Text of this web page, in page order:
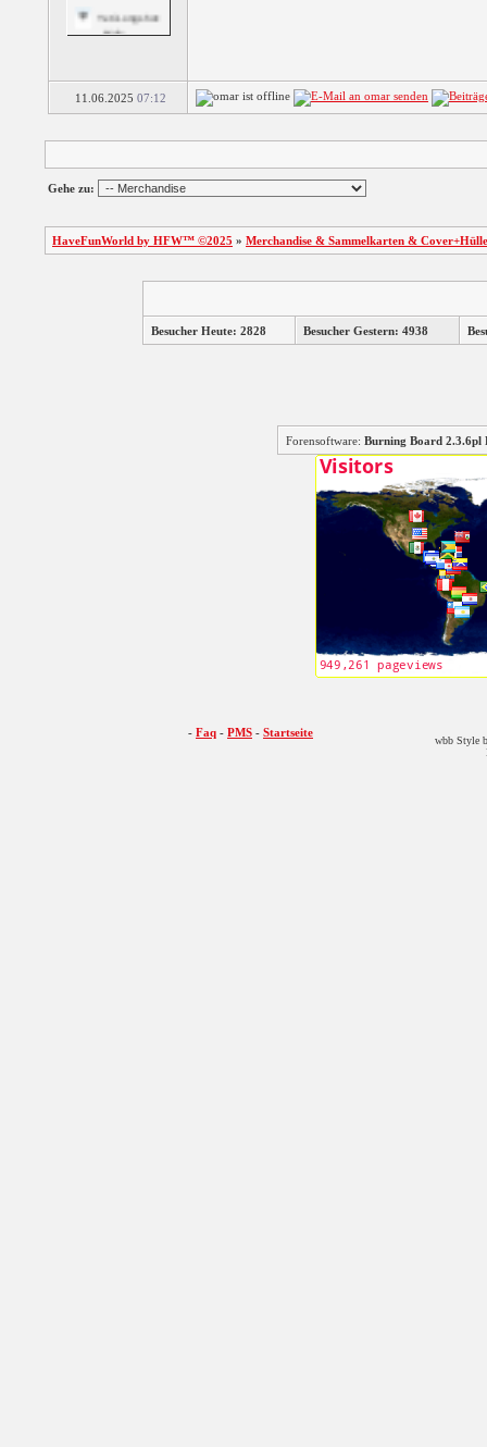
Ridic...
11.06.2025 07:12
Gehe zu:
HaveFunWorld by HFW™ ©2025 » Merchandise & Sammelkarten &
Besucher Heute: 2828 Besucher Gestern: 4938
Forensoftware: Burning Board
- Faq - PMS - Startseite
wbb Style